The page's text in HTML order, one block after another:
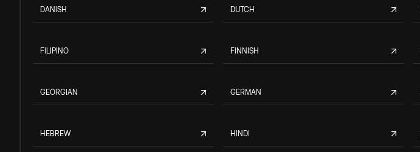
DANISH DUTCH
FILIPINO FINNISH
GEORGIAN GERMAN
HEBREW HINDI